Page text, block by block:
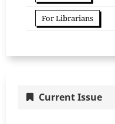
For Librarians
Current Issue